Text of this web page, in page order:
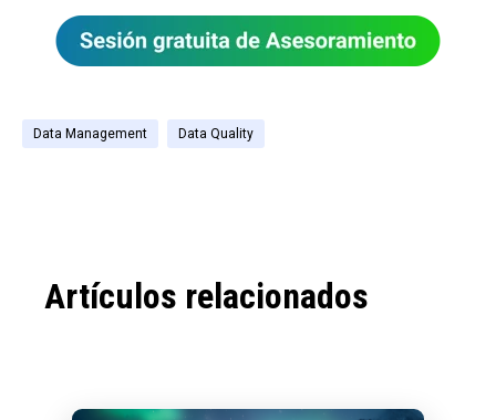
Data Management Data Quality
Artículos relacionados